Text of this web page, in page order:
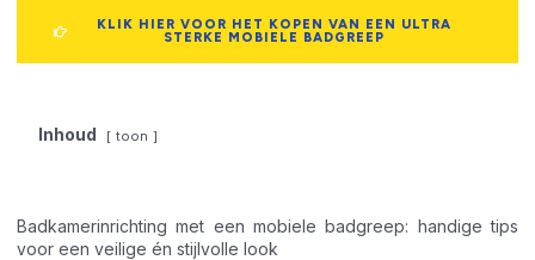
KLIK HIER VOOR HET KOPEN VAN EEN ULTRA
STERKE MOBIELE BADGREEP
Inhoud toon
Badkamerinrichting met een mobiele badgreep: handige tips
voor een veilige én stijlvolle look